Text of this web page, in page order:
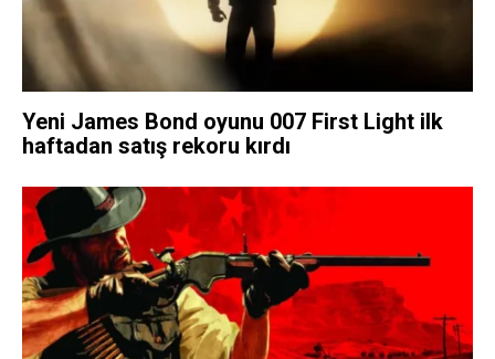
Yeni James Bond oyunu 007 First Light ilk
haftadan satış rekoru kırdı